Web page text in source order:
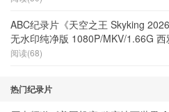
ABC纪录片《天空之王 Skyking
无水印纯净版 1080P/MKV/1.66G
阅读(68)
热门纪录片